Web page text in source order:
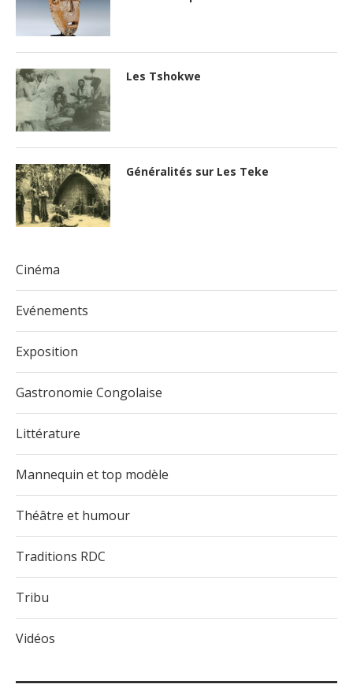
Les Tshokwe
Généralités sur Les Teke
Cinéma
Evénements
Exposition
Gastronomie Congolaise
Littérature
Mannequin et top modèle
Théâtre et humour
Traditions RDC
Tribu
Vidéos